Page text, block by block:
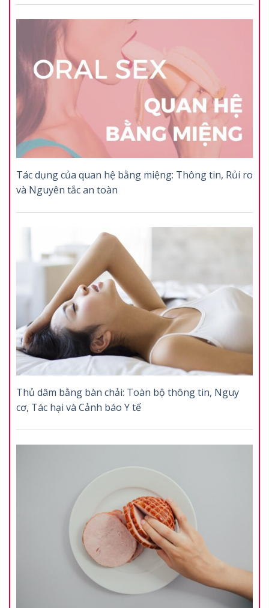
Tác dụng của quan hệ bằng miệng: Thông tin, Rủi ro
và Nguyên tắc an toàn
Thủ dâm bằng bàn chải: Toàn bộ thông tin, Nguy
cơ, Tác hại và Cảnh báo Y tế